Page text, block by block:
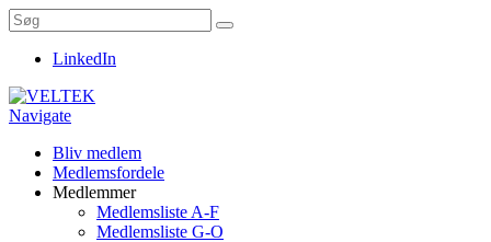
LinkedIn
Navigate
Bliv medlem
Medlemsfordele
Medlemmer
Medlemsliste A-F
Medlemsliste G-O